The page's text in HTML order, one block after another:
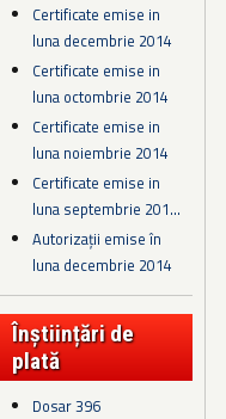
Certificate emise in
luna decembrie 2014
Certificate emise in
luna octombrie 2014
Certificate emise in
luna noiembrie 2014
Certificate emise in
luna septembrie 201...
Autorizații emise în
luna decembrie 2014
Înștiințări de
plată
Dosar 396